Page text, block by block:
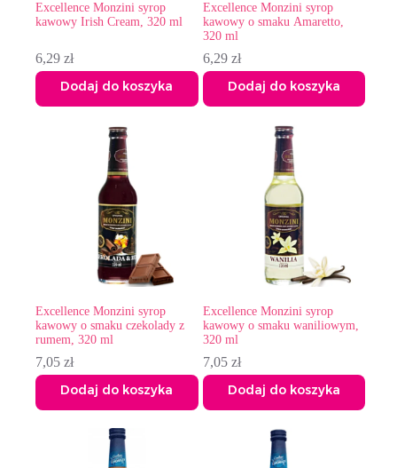
Excellence Monzini syrop
kawowy Irish Cream, 320 ml
6,29 zł
Dodaj do koszyka
Excellence Monzini syrop
kawowy o smaku Amaretto,
320 ml
6,29 zł
Dodaj do koszyka
Excellence Monzini syrop
kawowy o smaku czekolady z
rumem, 320 ml
7,05 zł
Dodaj do koszyka
Excellence Monzini syrop
kawowy o smaku waniliowym,
320 ml
7,05 zł
Dodaj do koszyka